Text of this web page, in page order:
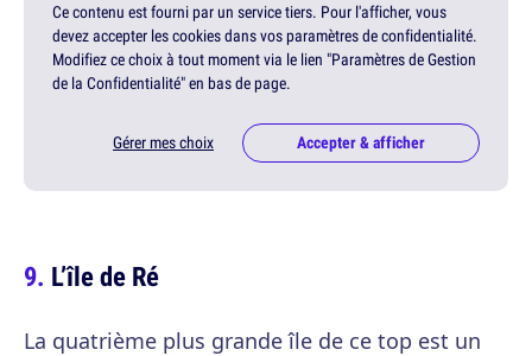
Ce contenu est fourni par un service tiers. Pour l'afficher, vous
devez accepter les cookies dans vos paramètres de confidentialité.
Modifiez ce choix à tout moment via le lien "Paramètres de Gestion
de la Confidentialité" en bas de page.
Gérer mes choix Accepter & afficher
L’île de Ré
La quatrième plus grande île de ce top est un